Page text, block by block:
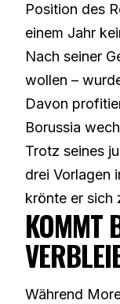
Position des
einem Jahr
Nach seiner
wollen –
Davon
Borussia
Trotz seines
drei Vorlagen
krönte er sich
KOMMT
Während